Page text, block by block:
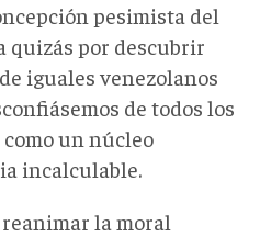
pesimista del
quizás por descubrir
iguales venezolanos
de todos los
un núcleo
incalculable.
la moral